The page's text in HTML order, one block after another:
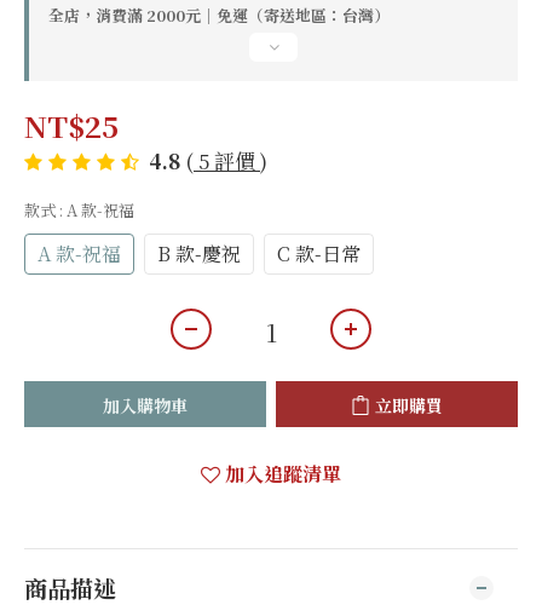
全店，消費滿 2000元｜免運（寄送地區：台灣）
NT$25
4.8 ( 5 評價 )
款式 : A 款-祝福
A 款-祝福 B 款-慶祝 C 款-日常
加入購物車 立即購買
加入追蹤清單
商品描述